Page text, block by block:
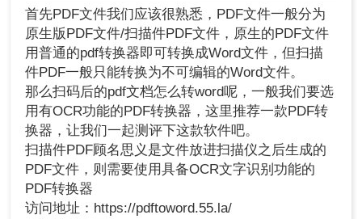
首先PDF文件我们应该很熟悉，PDF文件一般分为
原生版PDF文件/扫描件PDF文件，原生的PDF文件
用普通的pdf转换器即可转换成Word文件，但扫描
件PDF一般只能转换为不可编辑的Word文件。
那么扫码后的pdf文档怎么转word呢，一般我们要选
用有OCR功能的PDF转换器，这里推荐一款PDF转
换器，让我们一起测评下这款软件吧。
扫描件PDF顾名思义是文件放进扫描仪之后生成的
PDF文件，则需要使用具备OCR文字识别功能的
PDF转换器
访问地址：https://pdftoword.55.la/